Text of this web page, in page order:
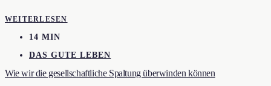
WEITERLESEN
14 MIN
DAS GUTE LEBEN
Wie wir die gesellschaftliche Spaltung überwinden können